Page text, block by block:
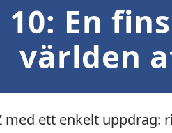
10: En
världen
med ett enkelt